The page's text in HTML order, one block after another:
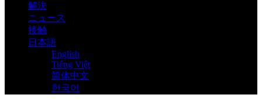
解決
ニュース
接触
日本語
English
Tiếng Việt
简体中文
한국어